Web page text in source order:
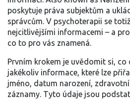
poskytuje práva subjektům a
správcům. V psychoterapii se
nejcitlivějšími informacemi – a
co to pro vás znamená.
Prvním krokem je uvědomit si, co
jakékoliv informace, které lze
jméno, datum narození,
záznamy. Tyto údaje jsou